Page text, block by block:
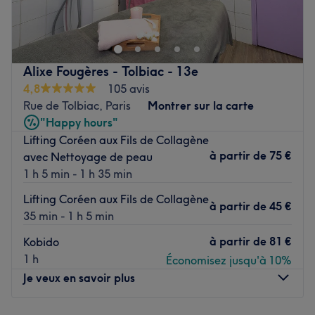
Voir le salon
arrondisement de Paris.
Transports public le plus proche:
À quatre minutes à pied de la station "Cité Universitaire"
( RER B ou T3a)
L’équipe:
Vous êtes chaleureusement accueillis par notre équipe
passionnée et professionnelle.
Uniquement pour les femmes.
Alixe Fougères - Tolbiac - 13e
4,8
105 avis
Rue de Tolbiac, Paris
Montrer sur la carte
"Happy hours"
Lifting Coréen aux Fils de Collagène
avec Nettoyage de peau
1 h 5 min - 1 h 35 min
à partir de 75 €
Lifting Coréen aux Fils de Collagène
35 min - 1 h 5 min
à partir de 45 €
Kobido
1 h
à partir de 81 €
Économisez jusqu'à 10%
Je veux en savoir plus